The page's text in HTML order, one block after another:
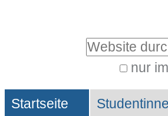
Website durchsuchen
nur
Suche…
Sektionen
Startseite